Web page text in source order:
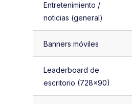
Entretenimiento /
noticias (general)
Banners móviles
Leaderboard de
escritorio (728×90)